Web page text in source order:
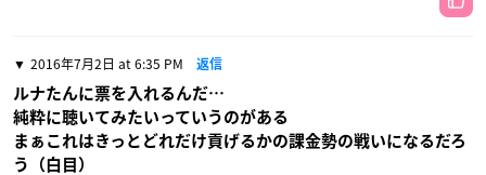
2016年7月2日 at 6:35 PM 返信
ルナたんに票を入れるんだ…
純粋に聴いてみたいっていうのがある
まぁこれはきっとどれだけ貢げるかの課金勢の戦いになるだろ
う（白目）